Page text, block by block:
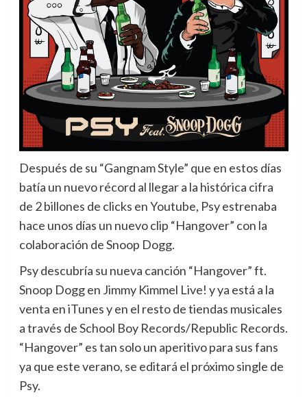
Después de su “Gangnam Style” que en estos días
batía un nuevo récord al llegar a la histórica cifra
de 2 billones de clicks en Youtube, Psy estrenaba
hace unos días un nuevo clip “Hangover” con la
colaboración de Snoop Dogg.
Psy descubría su nueva canción “Hangover” ft.
Snoop Dogg en Jimmy Kimmel Live! y ya está a la
venta en iTunes y en el resto de tiendas musicales
a través de School Boy Records/Republic Records.
“Hangover” es tan solo un aperitivo para sus fans
ya que este verano, se editará el próximo single de
Psy.